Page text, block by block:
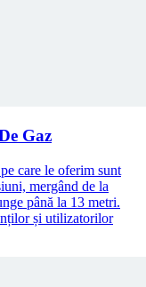
Gaz
care le oferim sunt
mergând de la
până la 13 metri.
și utilizatorilor